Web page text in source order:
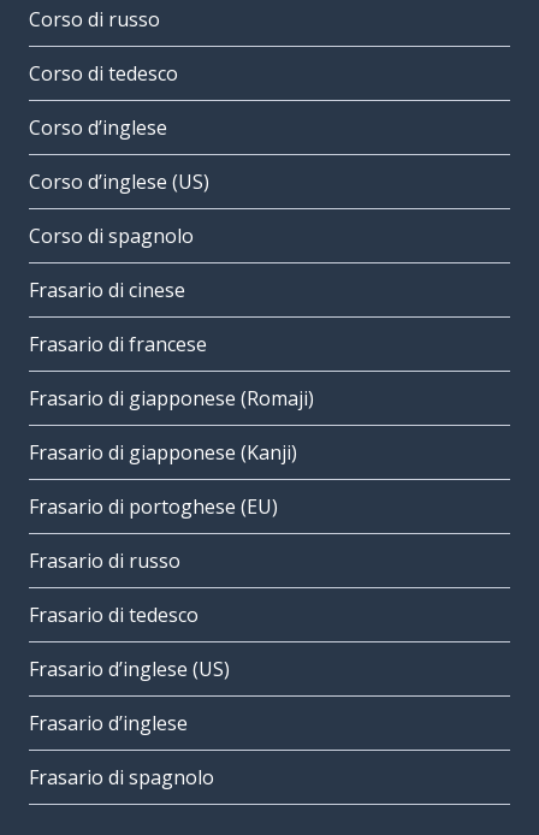
Corso di russo
Corso di tedesco
Corso d’inglese
Corso d’inglese (US)
Corso di spagnolo
Frasario di cinese
Frasario di francese
Frasario di giapponese (Romaji)
Frasario di giapponese (Kanji)
Frasario di portoghese (EU)
Frasario di russo
Frasario di tedesco
Frasario d’inglese (US)
Frasario d’inglese
Frasario di spagnolo